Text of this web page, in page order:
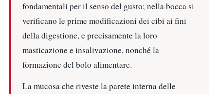
fondamentali per il senso del gusto; nella bocca si
verificano le prime modificazioni dei cibi ai fini
della digestione, e precisamente la loro
masticazione e insalivazione, nonché la
formazione del bolo alimentare.
La mucosa che riveste la parete interna delle